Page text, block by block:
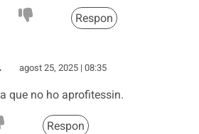
Respon
agost 25, 2025 | 08:35
que no ho aprofitessin.
Respon